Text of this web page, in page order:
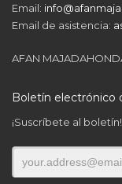
Email:
Email de asistencia:
AFAN
Boletín electrónico
¡Suscríbete al boletín!